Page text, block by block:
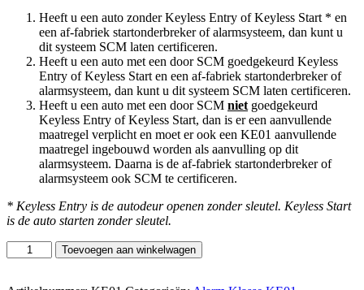
Heeft u een auto zonder Keyless Entry of Keyless Start * en
een af-fabriek startonderbreker of alarmsysteem, dan kunt u
dit systeem SCM laten certificeren.
Heeft u een auto met een door SCM goedgekeurd Keyless
Entry of Keyless Start en een af-fabriek startonderbreker of
alarmsysteem, dan kunt u dit systeem SCM laten certificeren.
Heeft u een auto met een door SCM niet goedgekeurd
Keyless Entry of Keyless Start, dan is er een aanvullende
maatregel verplicht en moet er ook een KE01 aanvullende
maatregel ingebouwd worden als aanvulling op dit
alarmsysteem. Daarna is de af-fabriek startonderbreker of
alarmsysteem ook SCM te certificeren.
* Keyless Entry is de autodeur openen zonder sleutel. Keyless Start
is de auto starten zonder sleutel.
Klasse
KE01
Toevoegen aan winkelwagen